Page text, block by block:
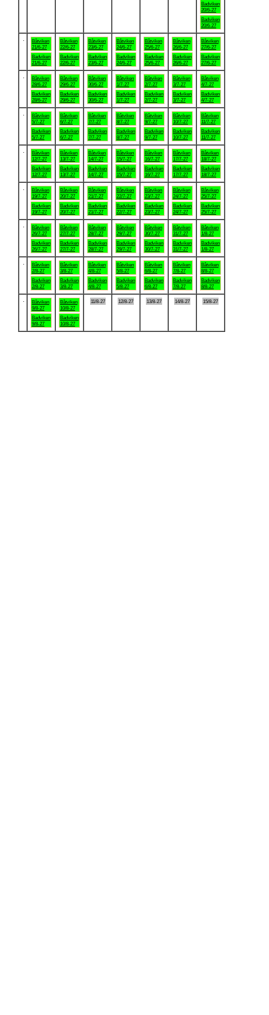
Badviken
20/6-27
Badviken
20/6-27
Båtviken
21/6-27
Badviken
21/6-27
Båtviken
22/6-27
Badviken
22/6-27
Båtviken
23/6-27
Badviken
23/6-27
Båtviken
24/6-27
Badviken
24/6-27
Båtviken
25/6-27
Badviken
25/6-27
Båtviken
26/6-27
Badviken
26/6-27
Båtviken
27/6-27
Badviken
27/6-27
Båtviken
28/6-27
Badviken
28/6-27
Båtviken
29/6-27
Badviken
29/6-27
Båtviken
30/6-27
Badviken
30/6-27
Båtviken
1/7-27
Badviken
1/7-27
Båtviken
2/7-27
Badviken
2/7-27
Båtviken
3/7-27
Badviken
3/7-27
Båtviken
4/7-27
Badviken
4/7-27
Båtviken
5/7-27
Badviken
5/7-27
Båtviken
6/7-27
Badviken
6/7-27
Båtviken
7/7-27
Badviken
7/7-27
Båtviken
8/7-27
Badviken
8/7-27
Båtviken
9/7-27
Badviken
9/7-27
Båtviken
10/7-27
Badviken
10/7-27
Båtviken
11/7-27
Badviken
11/7-27
Båtviken
12/7-27
Badviken
12/7-27
Båtviken
13/7-27
Badviken
13/7-27
Båtviken
14/7-27
Badviken
14/7-27
Båtviken
15/7-27
Badviken
15/7-27
Båtviken
16/7-27
Badviken
16/7-27
Båtviken
17/7-27
Badviken
17/7-27
Båtviken
18/7-27
Badviken
18/7-27
Båtviken
19/7-27
Badviken
19/7-27
Båtviken
20/7-27
Badviken
20/7-27
Båtviken
21/7-27
Badviken
21/7-27
Båtviken
22/7-27
Badviken
22/7-27
Båtviken
23/7-27
Badviken
23/7-27
Båtviken
24/7-27
Badviken
24/7-27
Båtviken
25/7-27
Badviken
25/7-27
Båtviken
26/7-27
Badviken
26/7-27
Båtviken
27/7-27
Badviken
27/7-27
Båtviken
28/7-27
Badviken
28/7-27
Båtviken
29/7-27
Badviken
29/7-27
Båtviken
30/7-27
Badviken
30/7-27
Båtviken
31/7-27
Badviken
31/7-27
Båtviken
1/8-27
Badviken
1/8-27
Båtviken
2/8-27
Badviken
2/8-27
Båtviken
3/8-27
Badviken
3/8-27
Båtviken
4/8-27
Badviken
4/8-27
Båtviken
5/8-27
Badviken
5/8-27
Båtviken
6/8-27
Badviken
6/8-27
Båtviken
7/8-27
Badviken
7/8-27
Båtviken
8/8-27
Badviken
8/8-27
Båtviken
9/8-27
Badviken
9/8-27
Båtviken
10/8-27
Badviken
10/8-27
11/8-27 12/8-27 13/8-27 14/8-27 15/8-27